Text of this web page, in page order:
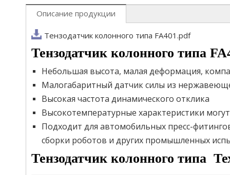
Описание продукции
Тензодатчик колонного типа FA401.pdf
Тензодатчик колонного типа
Небольшая высота, малая деформация,
Малогабаритный датчик силы из
Высокая частота динамического отклика
Высокотемпературные характеристики
Подходит для автомобильных пресс-
сборки роботов и других промышленных
Тензодатчик колонного типа